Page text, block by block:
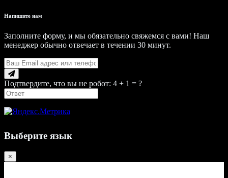
Напишите нам
Заполните форму, и мы обязательно свяжемся с вами! Наш
менеджер обычно отвечает в течении 30 минут.
Подтвердите, что вы не робот: 4 + 1 = ?
Выберите язык
×